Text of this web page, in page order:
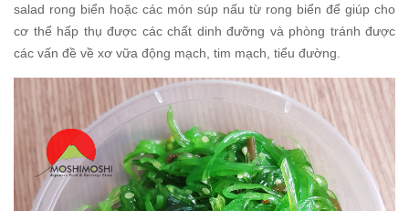
salad rong biển hoặc các món súp nấu từ rong biển để giúp cho
cơ thể hấp thụ được các chất dinh đưỡng và phòng tránh được
các vấn đề về xơ vữa động mạch, tim mạch, tiểu đường.